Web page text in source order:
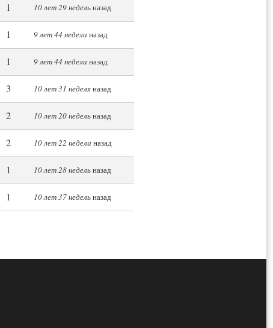
1 10 лет 29 недельназад
1 9 лет 44 недели назад
1 9 лет 44 недели назад
3 10 лет 31 неделяназад
2 10 лет 20 недельназад
2 10 лет 22 недели назад
1 10 лет 28 недельназад
1 10 лет 37 недельназад